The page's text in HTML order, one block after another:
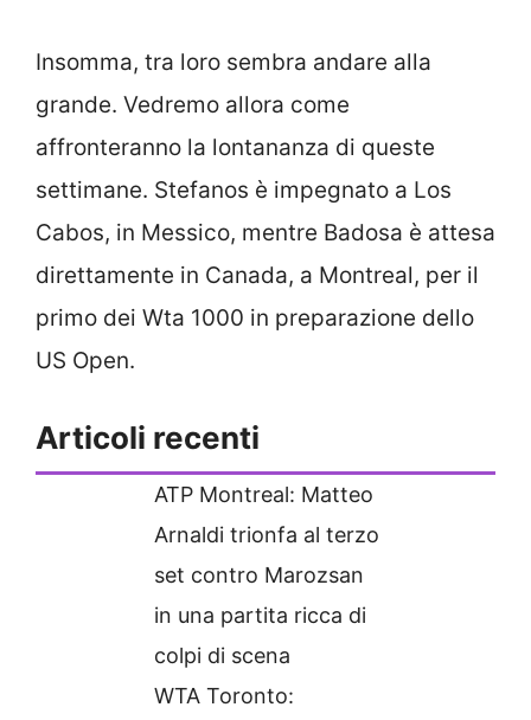
Insomma, tra loro sembra andare alla
grande. Vedremo allora come
affronteranno la lontananza di queste
settimane. Stefanos è impegnato a Los
Cabos, in Messico, mentre Badosa è attesa
direttamente in Canada, a Montreal, per il
primo dei Wta 1000 in preparazione dello
US Open.
Articoli recenti
ATP Montreal: Matteo
Arnaldi trionfa al terzo
set contro Marozsan
in una partita ricca di
colpi di scena
WTA Toronto: